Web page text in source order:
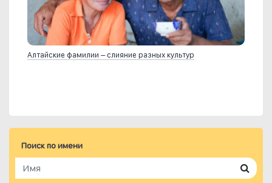
Алтайские фамилии – слияние разных культур
Поиск по имени